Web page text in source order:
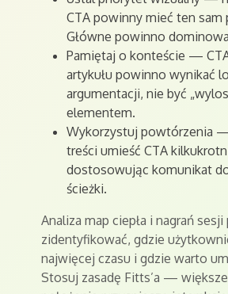
CTA powinny mieć ten sam
Główne powinno
Pamiętaj o konteście —
artykułu powinno wynikać
argumentacji, nie być
elementem.
Wykorzystuj powtórzenia
treści umieść CTA
dostosowując komunikat
ścieżki.
Analiza map ciepła i nagrań
zidentyfikować, gdzie
najwięcej czasu i gdzie warto
Stosuj zasadę Fitts’a —